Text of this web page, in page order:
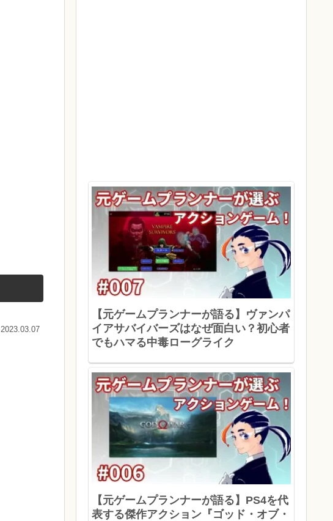
2023.03.07
【元ゲームプランナーが語る】ヴァンパ
イアサバイバーズはなぜ面白い？初心者
でもハマる中毒ローグライク
【元ゲームプランナーが語る】PS4を代
表する傑作アクション『ゴッド・オブ・